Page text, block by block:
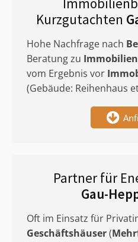
Kurzgutachten
Hohe Nachfrage nach
Beratung zu
vom Ergebnis vor
(Gebäude: Reihenhaus
Partner für
Gau-
Oft im Einsatz für
Geschäftshäuser(